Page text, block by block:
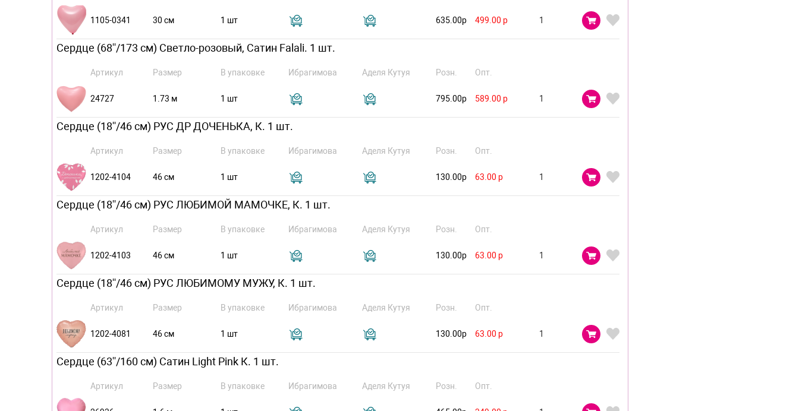
1105-0341 30 см 1 шт 635.00р 499.00 р
Сердце (68''/173 см) Светло-розовый, Сатин Falali. 1 шт.
Артикул Размер В упаковке Ибрагимова Аделя Кутуя Розн. Опт.
24727 1.73 м 1 шт 795.00р 589.00 р
Сердце (18''/46 см) РУС ДР ДОЧЕНЬКА, К. 1 шт.
Артикул Размер В упаковке Ибрагимова Аделя Кутуя Розн. Опт.
1202-4104 46 см 1 шт 130.00р 63.00 р
Сердце (18''/46 см) РУС ЛЮБИМОЙ МАМОЧКЕ, К. 1 шт.
Артикул Размер В упаковке Ибрагимова Аделя Кутуя Розн. Опт.
1202-4103 46 см 1 шт 130.00р 63.00 р
Сердце (18''/46 см) РУС ЛЮБИМОМУ МУЖУ, К. 1 шт.
Артикул Размер В упаковке Ибрагимова Аделя Кутуя Розн. Опт.
1202-4081 46 см 1 шт 130.00р 63.00 р
Сердце (63''/160 см) Сатин Light Pink К. 1 шт.
Артикул Размер В упаковке Ибрагимова Аделя Кутуя Розн. Опт.